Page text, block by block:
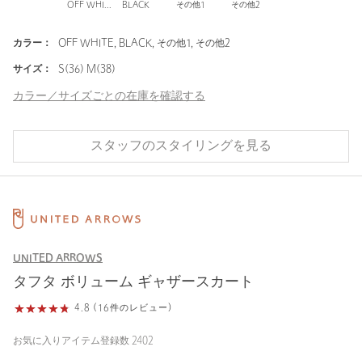
BLACK その他1 その他2
カラー： OFF WHITE, BLACK, その他1, その他2
サイズ： S(36) M(38)
カラー／サイズごとの在庫を確認する
スタッフのスタイリングを見る
UNITED ARROWS
タフタ ボリューム ギャザースカート
4.8 (16件のレビュー)
お気に入りアイテム登録数 2402